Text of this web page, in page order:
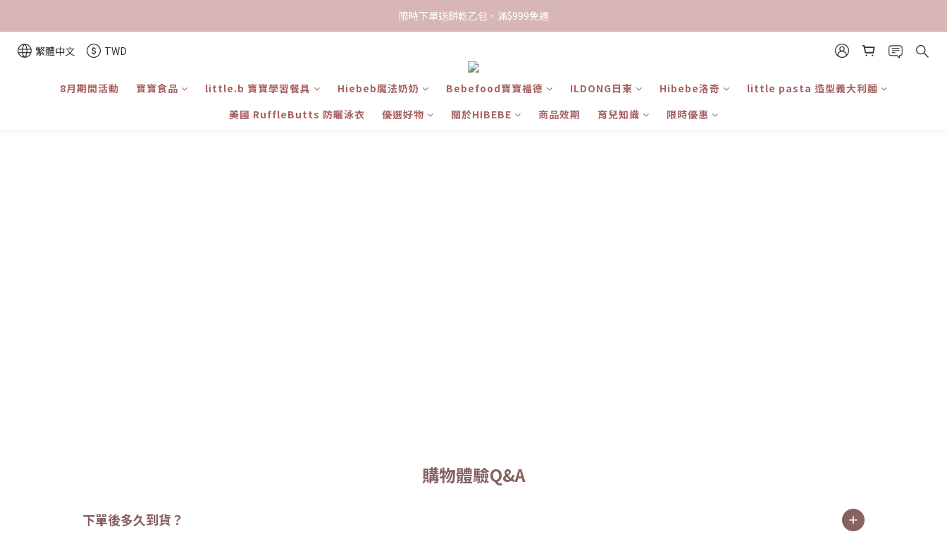
限時下單送餅乾乙包，滿$999免運
限時下單送餅乾乙包，滿$999免運
繁體中文 TWD
8月期間活動 寶寶食品 little.b 寶寶學習餐具 Hiebeb魔法奶奶 Bebefood寶寶福德 ILDONG日東 Hibebe洛奇
little pasta 造型義大利麵
美國 RuffleButts 防曬泳衣
優選好物 關於HIBEBE 商品效期 育兒知識 限時優惠
購物體驗Q&A
下單後多久到貨？